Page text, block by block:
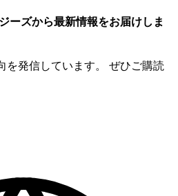
ーズから最新情報をお届けしま
を発信しています。 ぜひご購読